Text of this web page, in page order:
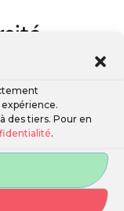
des tiers. Pour en
.